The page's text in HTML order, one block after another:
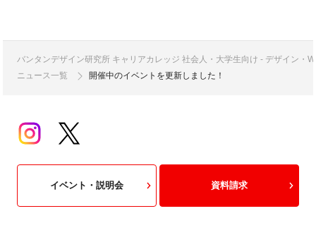
バンタンデザイン研究所 キャリアカレッジ 社会人・大学生向け - デザイン・
ニュース一覧
開催中のイベントを更新しました！
イベント・説明会 資料請求